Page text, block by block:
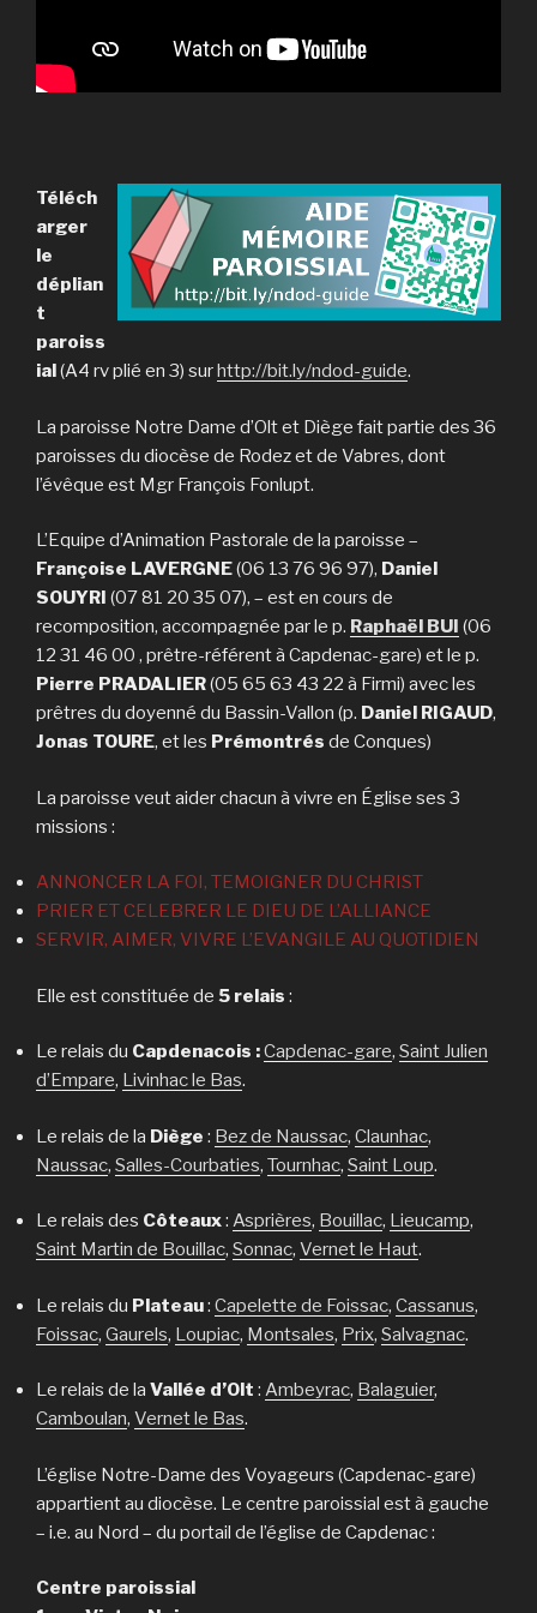
Téléch
arger
le
déplian
t
paroiss
ial(A4 rv plié en 3) surhttp://bit.ly/ndod-guide.
La paroisse Notre Dame d’Olt et Diège fait partie des 36
paroisses du diocèse de Rodez et de Vabres, dont
l’évêque est Mgr François Fonlupt.
L’Equipe d’Animation Pastorale de la paroisse –
Françoise LAVERGNE(06 13 76 96 97), Daniel
SOUYRI (07 81 20 35 07), – est en cours de
recomposition, accompagnée par le p. Raphaël BUI (06
12 31 46 00 , prêtre-référent à Capdenac-gare) et le p.
Pierre PRADALIER(05 65 63 43 22 à Firmi) avec les
prêtres du doyenné du Bassin-Vallon (p. Daniel RIGAUD,
Jonas TOURE, et les Prémontrés de Conques)
La paroisse veut aider chacun à vivre en Église ses 3
missions :
ANNONCER LA FOI, TEMOIGNER DU CHRIST
PRIER ET CELEBRER LE DIEU DE L’ALLIANCE
SERVIR, AIMER, VIVRE L’EVANGILE AU QUOTIDIEN
Elle est constituée de 5 relais :
Le relais du Capdenacois :Capdenac-gare, Saint Julien
d’Empare, Livinhac le Bas.
Le relais de la Diège : Bez de Naussac, Claunhac,
Naussac, Salles-Courbaties, Tournhac, Saint Loup.
Le relais des Côteaux: Asprières, Bouillac, Lieucamp,
Saint Martin de Bouillac, Sonnac, Vernet le Haut.
Le relais du Plateau: Capelette de Foissac, Cassanus,
Foissac, Gaurels, Loupiac, Montsales, Prix, Salvagnac.
Le relais de la Vallée d’Olt : Ambeyrac, Balaguier,
Camboulan, Vernet le Bas.
L’église Notre-Dame des Voyageurs (Capdenac-gare)
appartient au diocèse. Le centre paroissial est à gauche
– i.e. au Nord – du portail de l’église de Capdenac :
Centre paroissial